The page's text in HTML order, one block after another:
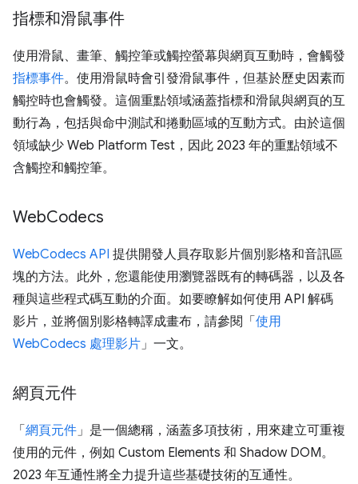
指標和滑鼠事件
使用滑鼠、畫筆、觸控筆或觸控螢幕與網頁互動時，會觸發
指標事件。使用滑鼠時會引發滑鼠事件，但基於歷史因素而
觸控時也會觸發。這個重點領域涵蓋指標和滑鼠與網頁的互
動行為，包括與命中測試和捲動區域的互動方式。由於這個
領域缺少 Web Platform Test，因此 2023 年的重點領域不
含觸控和觸控筆。
WebCodecs
WebCodecs API 提供開發人員存取影片個別影格和音訊區
塊的方法。此外，您還能使用瀏覽器既有的轉碼器，以及各
種與這些程式碼互動的介面。如要瞭解如何使用 API 解碼
影片，並將個別影格轉譯成畫布，請參閱「 使用
WebCodecs 處理影片」一文。
網頁元件
「 網頁元件」是一個總稱，涵蓋多項技術，用來建立可重複
使用的元件，例如 Custom Elements 和 Shadow DOM。
2023 年互通性將全力提升這些基礎技術的互通性。